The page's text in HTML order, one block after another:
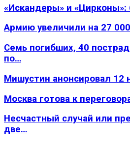
«Искандеры» и
Армию увеличили на 27
Семь погибших, 40
по…
Мишустин анонсировал 12
Москва готова к
Несчастный случай или
две…